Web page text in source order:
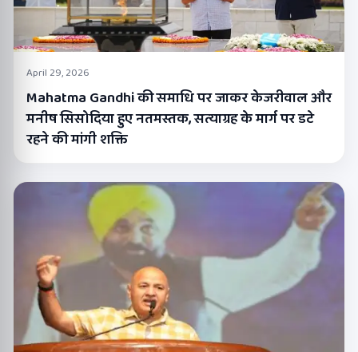
April 29, 2026
Mahatma Gandhi की समाधि पर जाकर केजरीवाल और
मनीष सिसोदिया हुए नतमस्तक, सत्याग्रह के मार्ग पर डटे
रहने की मांगी शक्ति